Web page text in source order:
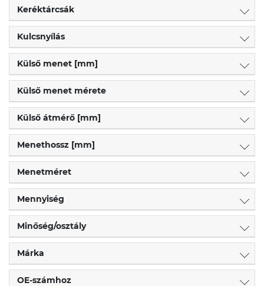
Keréktárcsák
Kulcsnyílás
Külső menet [mm]
Külső menet mérete
Külső átmérő [mm]
Menethossz [mm]
Menetméret
Mennyiség
Minőség/osztály
Márka
OE-számhoz